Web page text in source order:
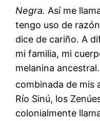
Negra. Así me
tengo uso de
dice de cariño. A
mi familia, mi
melanina
combinada de mis
Río Sinú, los
colonialmente